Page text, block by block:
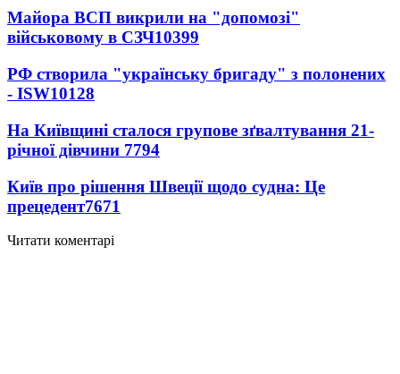
Майора ВСП викрили на "допомозі"
військовому в СЗЧ10399
РФ створила "українську бригаду" з полонених
- ISW10128
На Київщині сталося групове зґвалтування 21-
річної дівчини 7794
Київ про рішення Швеції щодо судна: Це
прецедент7671
Читати коментарі